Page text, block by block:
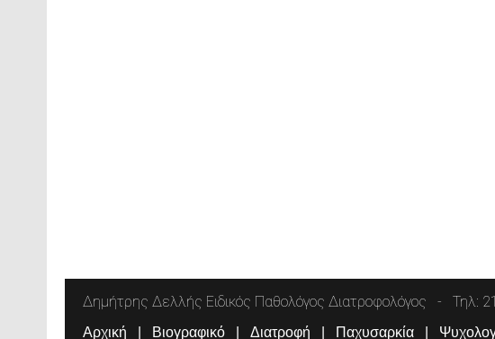
Δημήτρης Δελλής Ειδικός Παθολόγος Διατροφολόγος Τηλ:
Αρχική Βιογραφικό Διατροφή Παχυσαρκία